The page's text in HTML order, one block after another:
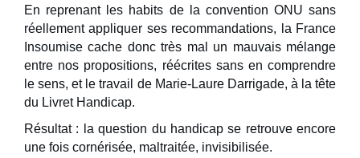
En reprenant les habits de la convention ONU sans
réellement appliquer ses recommandations, la France
Insoumise cache donc très mal un mauvais mélange
entre nos propositions, réécrites sans en comprendre
le sens, et le travail de Marie-Laure Darrigade, à la tête
du Livret Handicap.
Résultat : la question du handicap se retrouve encore
une fois cornérisée, maltraitée, invisibilisée.